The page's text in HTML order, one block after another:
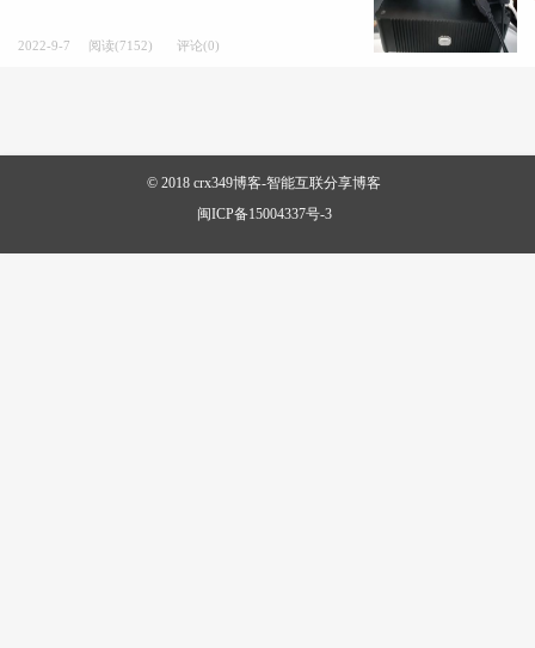
2022-9-7 阅读(7152) 评论(0)
© 2018 crx349博客-智能互联分享博客
闽ICP备15004337号-3